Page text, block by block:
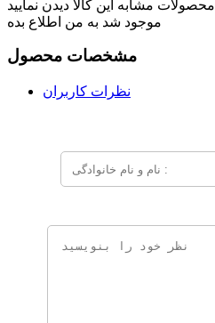
موجود شد به من اطلاع بده
مشخصات محصول
نظرات کاربران